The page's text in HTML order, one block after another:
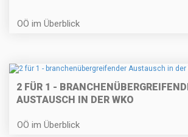
OÖ im Überblick
2 FÜR 1 -
AUSTAUSCH IN DER WKO
OÖ im Überblick